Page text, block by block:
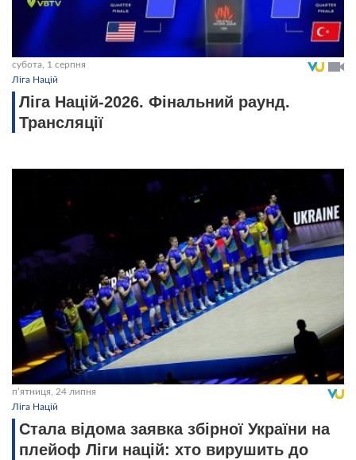
субота, 1 серпня
Ліга Націй
Ліга Націй-2026. Фінальний раунд.
Трансляції
пʼятниця, 24 липня
Ліга Націй
Стала відома заявка збірної України на
плейоф Ліги націй: хто вирушить до